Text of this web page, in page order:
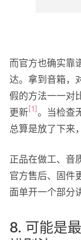
而官方也确实靠
达。拿到音箱，
假的方法一一对
更新[1] 。当检查
总算是放了下来
正品在做工、音
官方售后、固件
面单开一个部分
8. 可能是